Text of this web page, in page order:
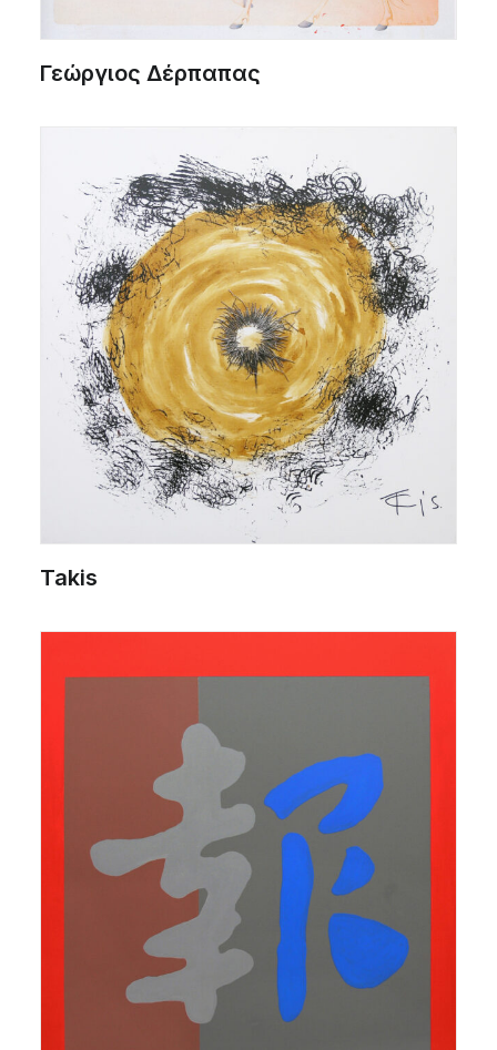
Γεώργιος Δέρπαπας
Takis